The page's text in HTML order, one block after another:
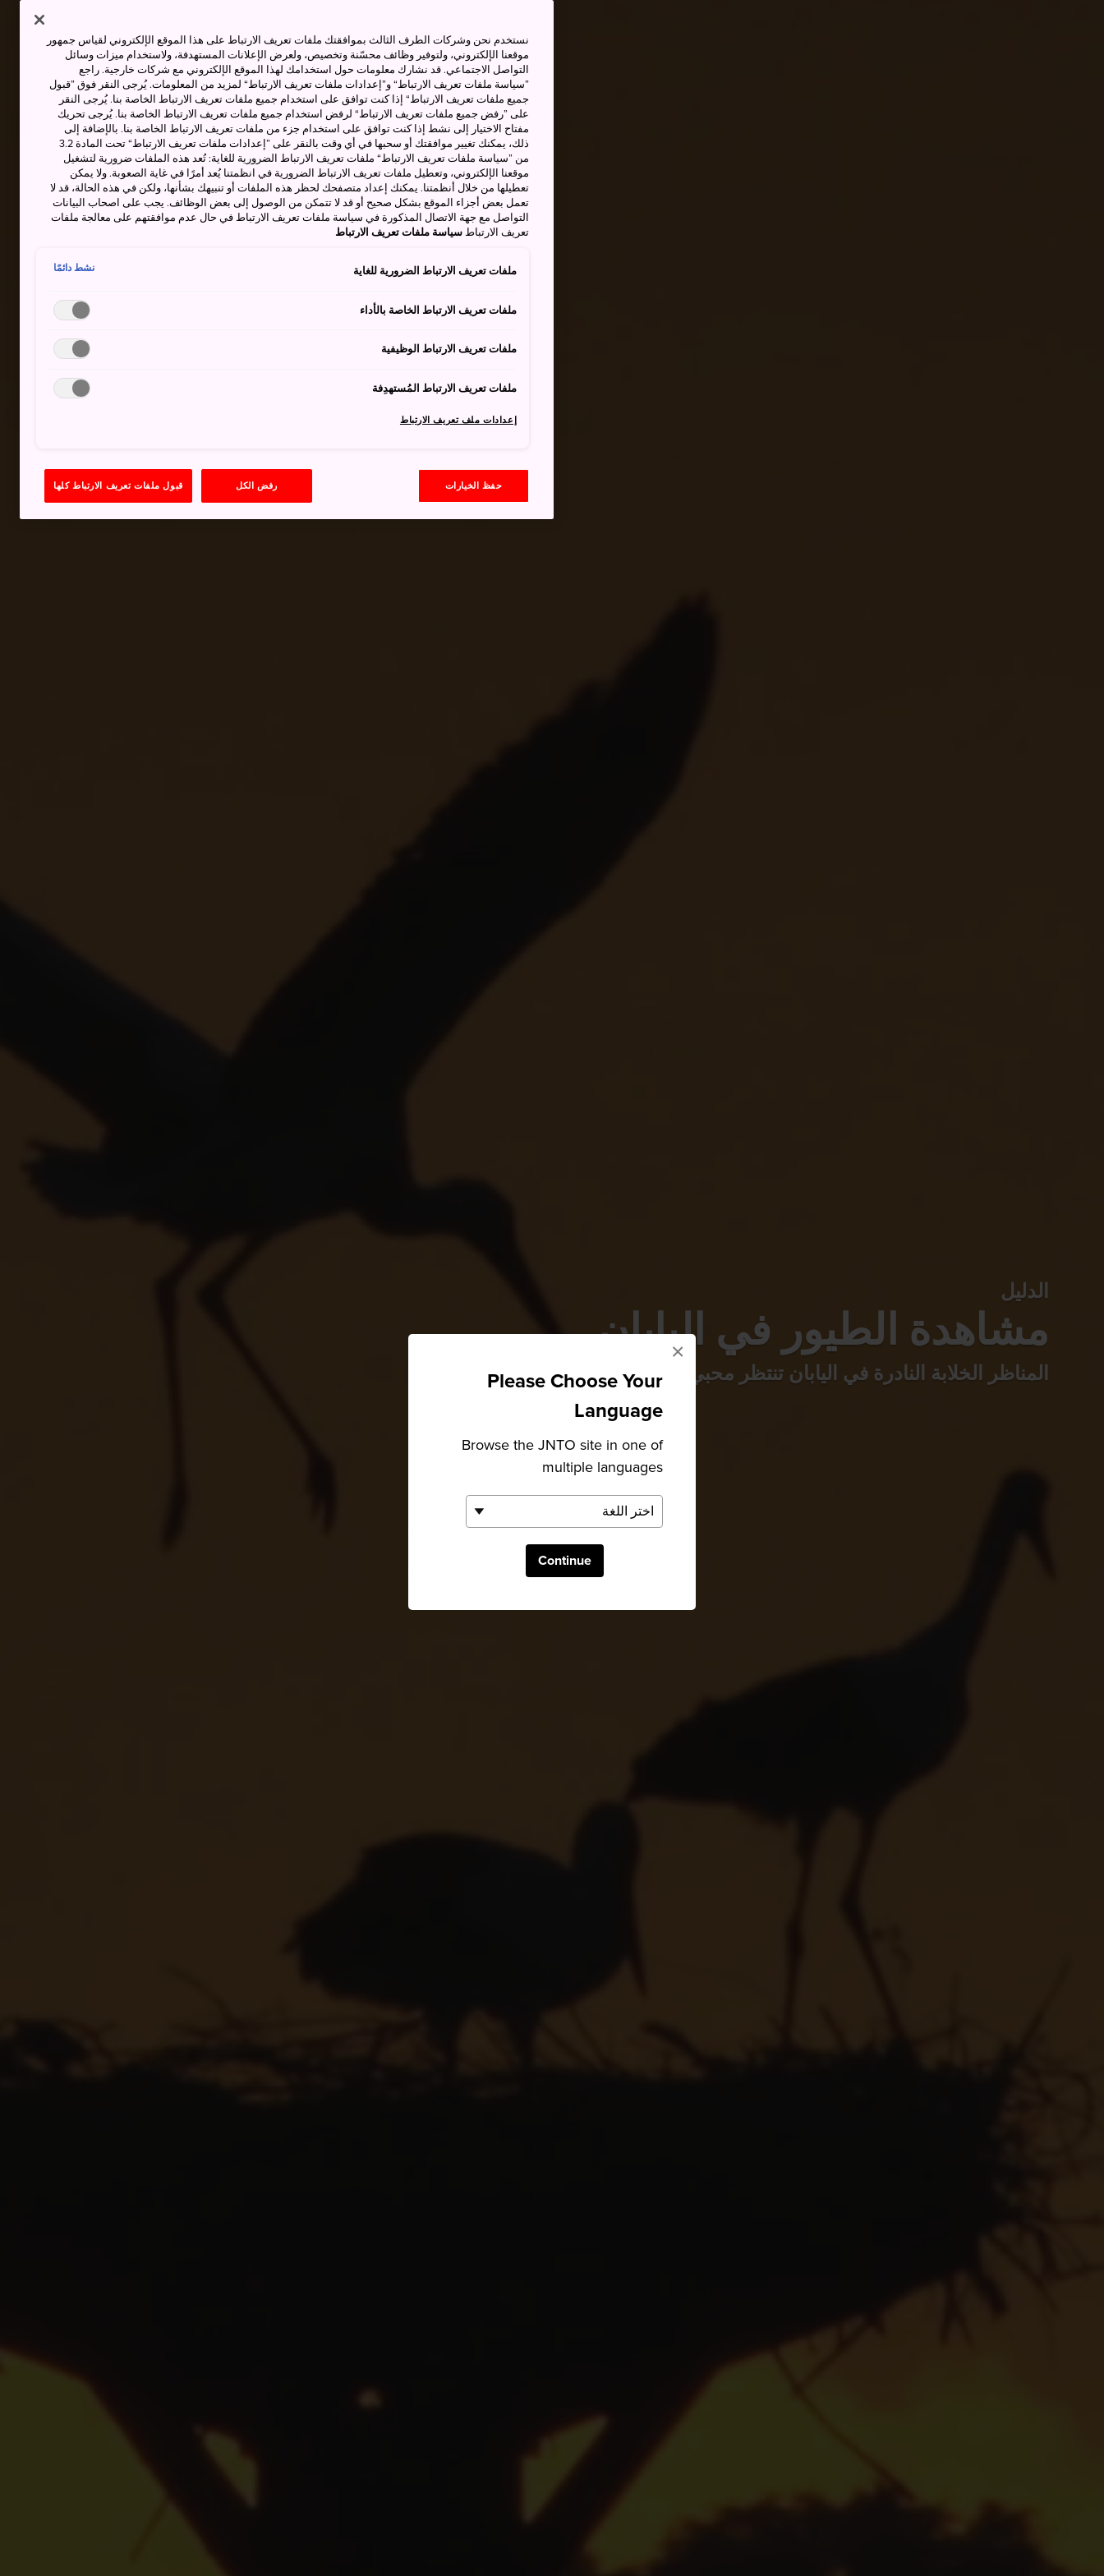
Please Choose Your
Language
Browse the JNTO site in one of
multiple languages
Continue
×
الدليل
مشاهدة الطيور في اليابان
المناظر الخلابة النادرة في اليابان تنتظر محبي مشاهدة الطيور
نستخدم نحن وشركات الطرف الثالث بموافقتك ملفات تعريف الارتباط على هذا الموقع الإلكتروني لقياس جمهور
موقعنا الإلكتروني، ولتوفير وظائف محسّنة وتخصيص، ولعرض الإعلانات المستهدفة، ولاستخدام ميزات وسائل
التواصل الاجتماعي. قد نشارك معلومات حول استخدامك لهذا الموقع الإلكتروني مع شركات خارجية. راجع
”سياسة ملفات تعريف الارتباط“ و”إعدادات ملفات تعريف الارتباط“ لمزيد من المعلومات. يُرجى النقر فوق ”قبول
جميع ملفات تعريف الارتباط“ إذا كنت توافق على استخدام جميع ملفات تعريف الارتباط الخاصة بنا. يُرجى النقر
على ”رفض جميع ملفات تعريف الارتباط“ لرفض استخدام جميع ملفات تعريف الارتباط الخاصة بنا. يُرجى تحريك
مفتاح الاختيار إلى نشط إذا كنت توافق على استخدام جزء من ملفات تعريف الارتباط الخاصة بنا. بالإضافة إلى
ذلك، يمكنك تغيير موافقتك أو سحبها في أي وقت بالنقر على ”إعدادات ملفات تعريف الارتباط“ تحت المادة 3.2
من ”سياسة ملفات تعريف الارتباط“ ملفات تعريف الارتباط الضرورية للغاية: تُعد هذه الملفات ضرورية لتشغيل
موقعنا الإلكتروني، وتعطيل ملفات تعريف الارتباط الضرورية في انظمتنا يُعد أمرًا في غاية الصعوبة. ولا يمكن
تعطيلها من خلال أنظمتنا. يمكنك إعداد متصفحك لحظر هذه الملفات أو تنبيهك بشأنها، ولكن في هذه الحالة، قد لا
تعمل بعض أجزاء الموقع بشكل صحيح أو قد لا تتمكن من الوصول إلى بعض الوظائف. يجب على اصحاب البيانات
التواصل مع جهة الاتصال المذكورة في سياسة ملفات تعريف الارتباط في حال عدم موافقتهم على معالجة ملفات
تعريف الارتباط سياسة ملفات تعريف الارتباط
ملفات تعريف الارتباط الضرورية للغاية نشط دائمًا
ملفات تعريف الارتباط الخاصة بالأداء
ملفات تعريف الارتباط الوظيفية
ملفات تعريف الارتباط المُستهدِفة
إعدادات ملف تعريف الارتباط
حفظ الخيارات رفض الكل قبول ملفات تعريف الارتباط كلها